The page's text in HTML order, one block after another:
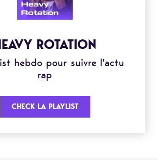
ROTATION
hebdo pour suivre l'actu
rap
CHECK LA PLAYLIST